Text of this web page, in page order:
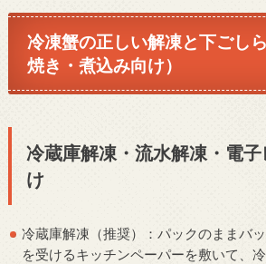
冷凍蟹の正しい解凍と下ごし
焼き・煮込み向け）
冷蔵庫解凍・流水解凍・電
け
冷蔵庫解凍（推奨）：パックのままバ
を受けるキッチンペーパーを敷いて、